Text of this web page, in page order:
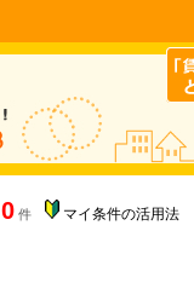
0 件 マイ条件の活用法